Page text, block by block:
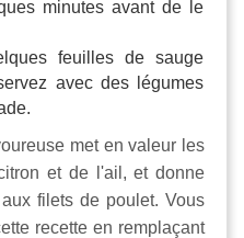
minutes avant de le
feuilles de sauge
avec des légumes
met en valeur les
et de l'ail, et donne
filets de poulet. Vous
recette en remplaçant